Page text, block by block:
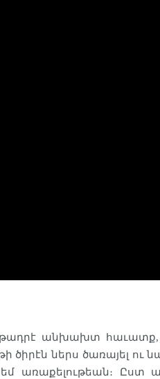
անխախտ
ներս ծառայել ու
առաքելութեան։ Ըստ